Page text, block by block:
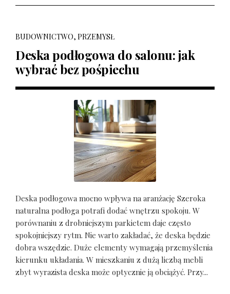
BUDOWNICTWO, PRZEMYSŁ
Deska podłogowa do salonu: jak
wybrać bez pośpiechu
Deska podłogowa mocno wpływa na aranżację Szeroka
naturalna podłoga potrafi dodać wnętrzu spokoju. W
porównaniu z drobniejszym parkietem daje często
spokojniejszy rytm. Nie warto zakładać, że deska będzie
dobra wszędzie. Duże elementy wymagają przemyślenia
kierunku układania. W mieszkaniu z dużą liczbą mebli
zbyt wyrazista deska może optycznie ją obciążyć. Przy...